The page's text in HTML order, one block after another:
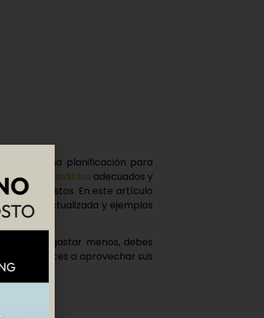
una buena planificación para
imprescindibles adecuados y
imprevistos. En este artículo
actualizada y ejemplos
más y gastar menos, debes
empieces a aprovechar sus